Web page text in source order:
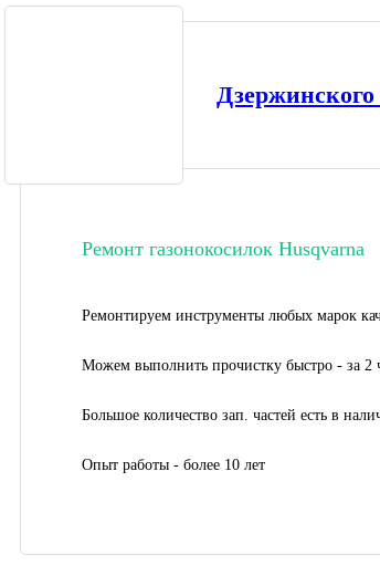
Дзержинского
Ремонт газонокосилок Husqvarna
Ремонтируем инструменты любых марок
Можем выполнить прочистку быстро - за 2
Большое количество зап. частей есть в
Опыт работы - более 10 лет